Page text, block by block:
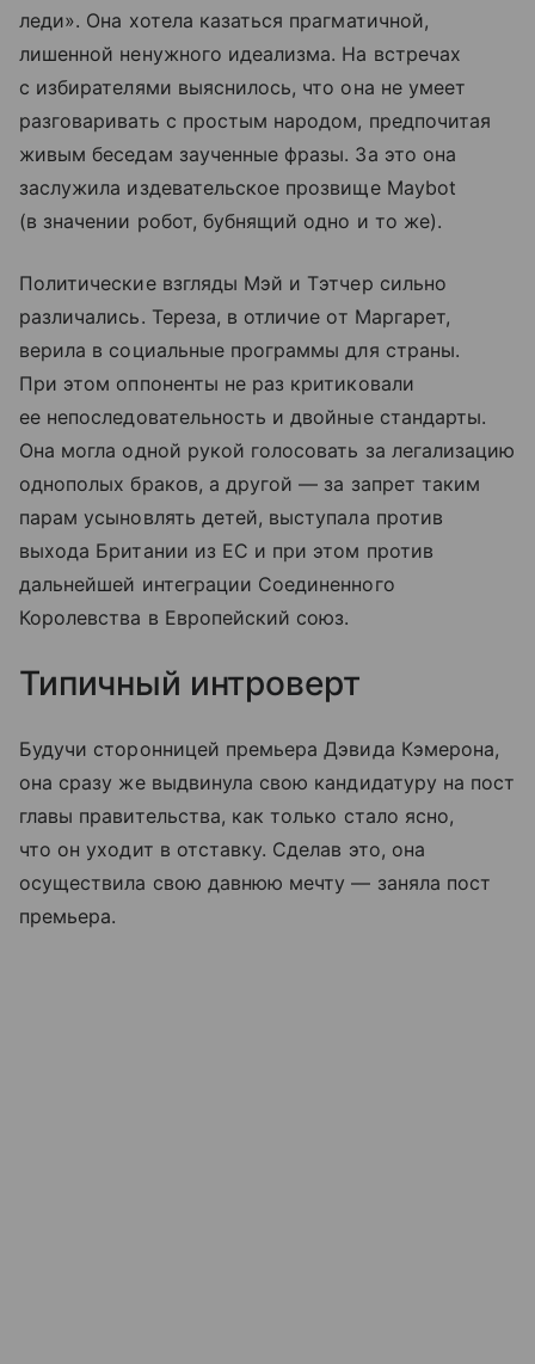
леди». Она хотела казаться прагматичной,
лишенной ненужного идеализма. На встречах
с избирателями выяснилось, что она не умеет
разговаривать с простым народом, предпочитая
живым беседам заученные фразы. За это она
заслужила издевательское прозвище Maybot
(в значении робот, бубнящий одно и то же).
Политические взгляды Мэй и Тэтчер сильно
различались. Тереза, в отличие от Маргарет,
верила в социальные программы для страны.
При этом оппоненты не раз критиковали
ее непоследовательность и двойные стандарты.
Она могла одной рукой голосовать за легализацию
однополых браков, а другой — за запрет таким
парам усыновлять детей, выступала против
выхода Британии из ЕС и при этом против
дальнейшей интеграции Соединенного
Королевства в Европейский союз.
Типичный интроверт
Будучи сторонницей премьера Дэвида Кэмерона,
она сразу же выдвинула свою кандидатуру на пост
главы правительства, как только стало ясно,
что он уходит в отставку. Сделав это, она
осуществила свою давнюю мечту — заняла пост
премьера.